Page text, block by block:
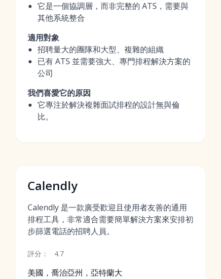
它是一個協調層，而非完整的 ATS，需要與
其他系統整合
適用對象
招聘量大的團隊和大型、複雜的組織
已有 ATS 並需要強大、專門排程解決方案的
公司
我們喜愛它的原因
它專注於解決複雜面試排程的設計無與倫
比。
Calendly
Calendly 是一款廣受歡迎且使用者友善的通用
排程工具，非常適合需要簡單解決方案來安排初
步篩選電話的招聘人員。
評分： 4.7
美國，喬治亞州，亞特蘭大